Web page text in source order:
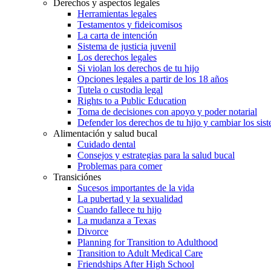
Derechos y aspectos legales
Herramientas legales
Testamentos y fideicomisos
La carta de intención
Sistema de justicia juvenil
Los derechos legales
Si violan los derechos de tu hijo
Opciones legales a partir de los 18 años
Tutela o custodia legal
Rights to a Public Education
Toma de decisiones con apoyo y poder notarial
Defender los derechos de tu hijo y cambiar los
Alimentación y salud bucal
Cuidado dental
Consejos y estrategias para la salud bucal
Problemas para comer
Transiciónes
Sucesos importantes de la vida
La pubertad y la sexualidad
Cuando fallece tu hijo
La mudanza a Texas
Divorce
Planning for Transition to Adulthood
Transition to Adult Medical Care
Friendships After High School